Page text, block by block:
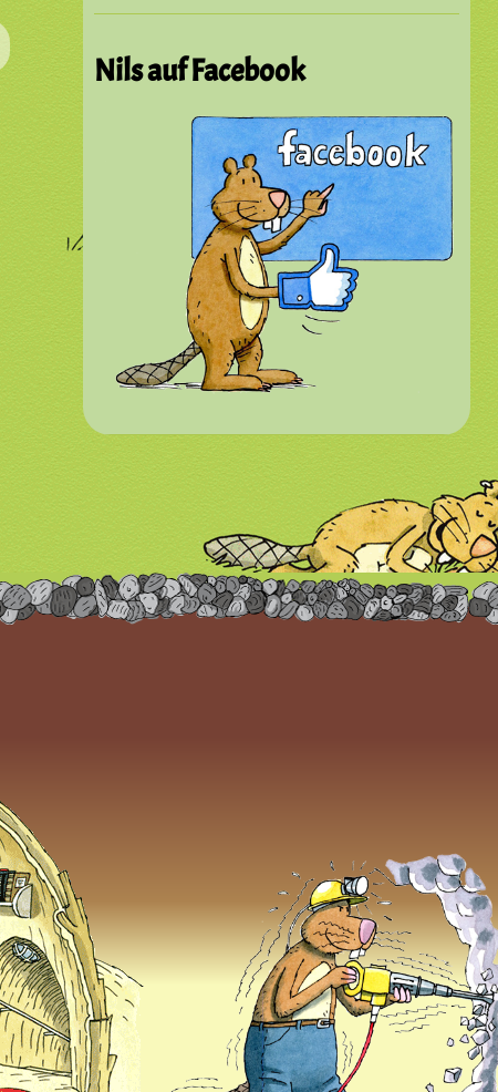
Nils auf Facebook